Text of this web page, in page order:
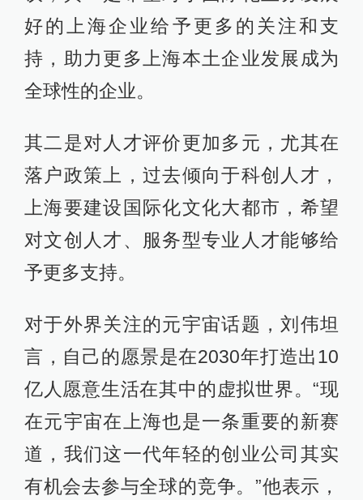
好的上海企业给予更多的关注和支
持，助力更多上海本土企业发展成为
全球性的企业。
其二是对人才评价更加多元，尤其在
落户政策上，过去倾向于科创人才，
上海要建设国际化文化大都市，希望
对文创人才、服务型专业人才能够给
予更多支持。
对于外界关注的元宇宙话题，刘伟坦
言，自己的愿景是在2030年打造出10
亿人愿意生活在其中的虚拟世界。“现
在元宇宙在上海也是一条重要的新赛
道，我们这一代年轻的创业公司其实
有机会去参与全球的竞争。”他表示，